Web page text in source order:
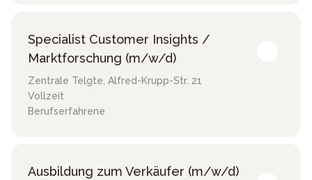
Specialist Customer Insights /
Marktforschung (m/w/d)
Zentrale Telgte, Alfred-Krupp-Str. 21
Vollzeit
Berufserfahrene
Ausbildung zum Verkäufer (m/w/d)